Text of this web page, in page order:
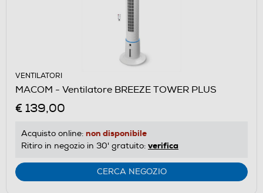
VENTILATORI
MACOM - Ventilatore BREEZE TOWER PLUS
€ 139,00
Acquisto online: non disponibile
Ritiro in negozio in 30' gratuito: verifica
CERCA NEGOZIO